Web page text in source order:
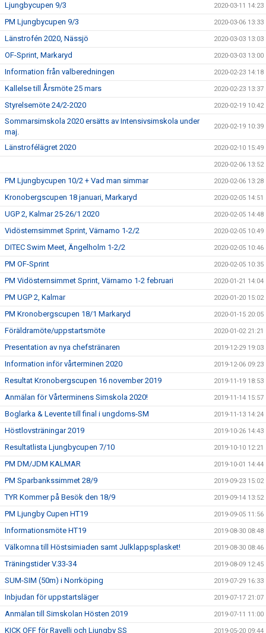
Ljungbycupen 9/3 2020-03-11 14:23
PM Ljungbycupen 9/3 2020-03-06 13:33
Länstrofén 2020, Nässjö 2020-03-03 13:03
OF-Sprint, Markaryd 2020-03-03 13:00
Information från valberedningen 2020-02-23 14:18
Kallelse till Årsmöte 25 mars 2020-02-23 13:37
Styrelsemöte 24/2-2020 2020-02-19 10:42
Sommarsimskola 2020 ersätts av Intensivsimskola under
maj.
2020-02-19 10:39
Länstrofélägret 2020 2020-02-10 15:49
2020-02-06 13:52
PM Ljungbycupen 10/2 + Vad man simmar 2020-02-06 13:28
Kronobergscupen 18 januari, Markaryd 2020-02-05 14:51
UGP 2, Kalmar 25-26/1 2020 2020-02-05 14:48
Vidösternsimmet Sprint, Värnamo 1-2/2 2020-02-05 10:49
DITEC Swim Meet, Ängelholm 1-2/2 2020-02-05 10:46
PM OF-Sprint 2020-02-05 10:35
PM Vidösternsimmet Sprint, Värnamo 1-2 februari 2020-01-21 14:04
PM UGP 2, Kalmar 2020-01-20 15:02
PM Kronobergscupen 18/1 Markaryd 2020-01-15 20:05
Föräldramöte/uppstartsmöte 2020-01-02 21:21
Presentation av nya chefstränaren 2019-12-29 19:03
Information inför vårterminen 2020 2019-12-06 09:23
Resultat Kronobergscupen 16 november 2019 2019-11-19 18:53
Anmälan för Vårterminens Simskola 2020! 2019-11-14 15:57
Boglarka & Levente till final i ungdoms-SM 2019-11-13 14:24
Höstlovsträningar 2019 2019-10-26 14:43
Resultatlista Ljungbycupen 7/10 2019-10-10 12:21
PM DM/JDM KALMAR 2019-10-01 14:44
PM Sparbankssimmet 28/9 2019-09-23 15:02
TYR Kommer på Besök den 18/9 2019-09-14 13:52
PM Ljungby Cupen HT19 2019-09-05 11:56
Informationsmöte HT19 2019-08-30 08:48
Välkomna till Höstsimiaden samt Julklappsplasket! 2019-08-30 08:46
Träningstider V.33-34 2019-08-09 12:45
SUM-SIM (50m) i Norrköping 2019-07-29 16:33
Inbjudan för uppstartsläger 2019-07-17 21:07
Anmälan till Simskolan Hösten 2019 2019-07-11 11:00
KICK OFF för Ravelli och Ljungby SS 2019-05-20 09:44